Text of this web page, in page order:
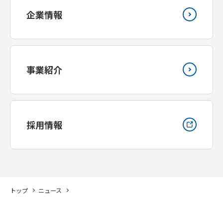
企業情報
事業紹介
採用情報
トップ
ニュース